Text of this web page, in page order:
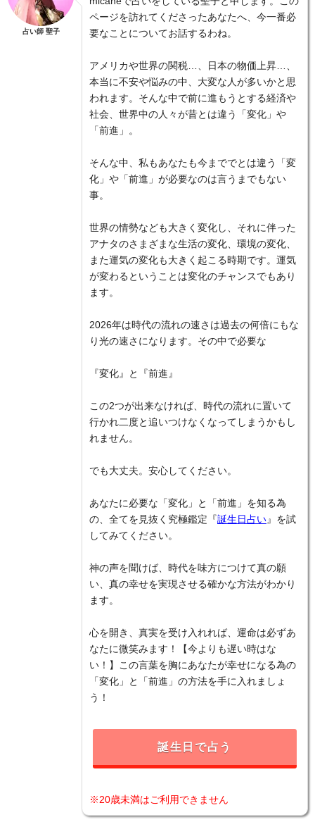
占い師 聖子
ページを訪れてくださったあなたへ、今一番必
要なことについてお話するわね。
アメリカや世界の関税…、日本の物価上昇…、
本当に不安や悩みの中、大変な人が多いかと思
われます。そんな中で前に進もうとする経済や
社会、世界中の人々が昔とは違う「変化」や
「前進」。
そんな中、私もあなたも今まででとは違う「変
化」や「前進」が必要なのは言うまでもない
事。
世界の情勢なども大きく変化し、それに伴った
アナタのさまざまな生活の変化、環境の変化、
また運気の変化も大きく起こる時期です。運気
が変わるということは変化のチャンスでもあり
ます。
2026年は時代の流れの速さは過去の何倍にもな
り光の速さになります。その中で必要な
『変化』と『前進』
この2つが出来なければ、時代の流れに置いて
行かれ二度と追いつけなくなってしまうかもし
れません。
でも大丈夫。安心してください。
あなたに必要な「変化」と「前進」を知る為
の、全てを見抜く究極鑑定『誕生日占い 』を試
してみてください。
神の声を聞けば、時代を味方につけて真の願
い、真の幸せを実現させる確かな方法がわかり
ます。
心を開き、真実を受け入れれば、運命は必ずあ
なたに微笑みます！【今よりも遅い時はな
い！】この言葉を胸にあなたが幸せになる為の
「変化」と「前進」の方法を手に入れましょ
う！
誕生日で占う
※20歳未満はご利用できません